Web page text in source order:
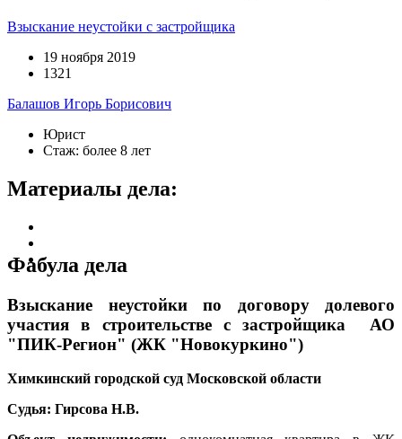
Взыскание неустойки с застройщика
19 ноября 2019
1321
Балашов Игорь Борисович
Юрист
Стаж: более 8 лет
Материалы дела:
Фабула дела
Взыскание неустойки по договору долевого
участия в строительстве с застройщика
АО
"ПИК-Регион" (ЖК "Новокуркино")
Химкинский городской суд Московской области
Судья: Гирсова Н.В.